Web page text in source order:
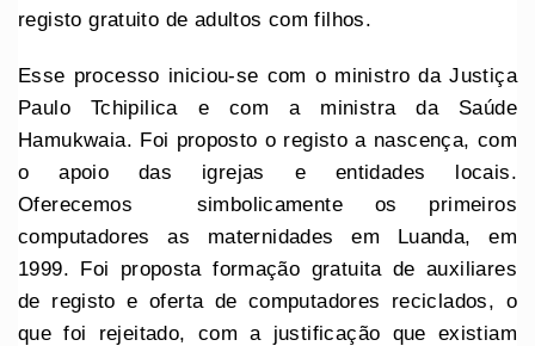
registo gratuito de adultos com filhos.
Esse processo iniciou-se com o ministro da Justiça
Paulo Tchipilica e com a ministra da Saúde
Hamukwaia. Foi proposto o registo a nascença, com
o apoio das igrejas e entidades locais.
Oferecemos simbolicamente os primeiros
computadores as maternidades em Luanda, em
1999. Foi proposta formação gratuita de auxiliares
de registo e oferta de computadores reciclados, o
que foi rejeitado, com a justificação que existiam